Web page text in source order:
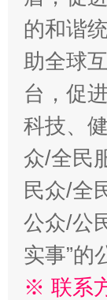
的和谐
助全球
台，促
科技、
众/全民
民众/全
公众/公
实事”的
※ 联系